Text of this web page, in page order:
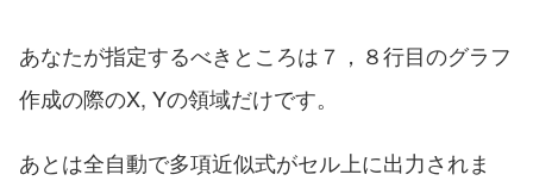
あなたが指定するべきところは７，８行目のグラフ
作成の際のX, Yの領域だけです。
あとは全自動で多項近似式がセル上に出力されま